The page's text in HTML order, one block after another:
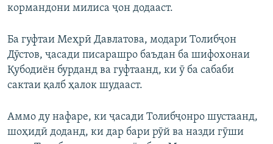
кормандони милиса ҷон додааст.
Ба гуфтаи Меҳрӣ Давлатова, модари Толибҷон
Дӯстов, ҷасади писарашро баъдан ба шифохонаи
Қубодиён бурданд ва гуфтаанд, ки ӯ ба сабаби
сактаи қалб ҳалок шудааст.
Аммо ду нафаре, ки ҷасади Толибҷонро шустаанд,
шоҳидӣ доданд, ки дар бари рӯй ва назди гӯши